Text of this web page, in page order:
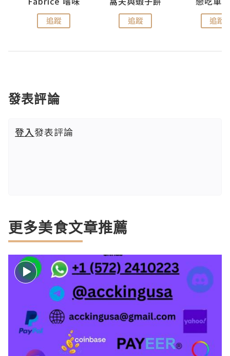
追蹤 追蹤 追蹤
發表評論
登入發表評論
更多美食文章推薦